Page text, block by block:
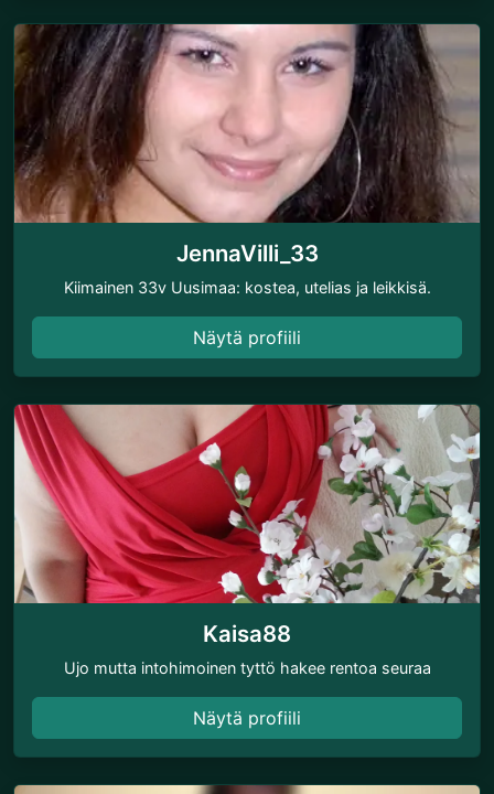
JennaVilli_33
Kiimainen 33v Uusimaa: kostea, utelias ja leikkisä.
Näytä profiili
Kaisa88
Ujo mutta intohimoinen tyttö hakee rentoa seuraa
Näytä profiili